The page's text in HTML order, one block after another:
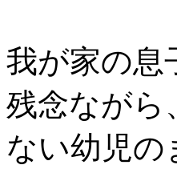
我が家の息
残念ながら
ない幼児の